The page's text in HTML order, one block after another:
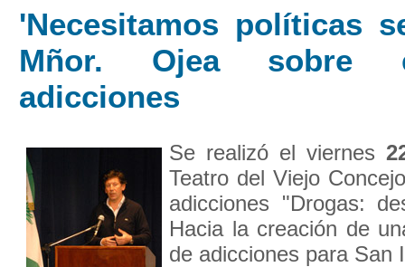
'Necesitamos políticas
Mñor. Ojea sobre
adicciones
Se realizó el viernes
Teatro del Viejo
adicciones "Drogas:
Hacia la creación de
de adicciones para San